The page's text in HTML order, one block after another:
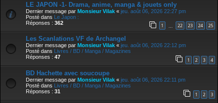
LE JAPON -1- Drama, anime, manga & jouets only
Dernier message par Monsieur Vilak « jeu. août 06, 2026 22:27 pm
Posté dans Le Japon :
Réponses : 362 1 22 23 24 25
Les Scanlations VF de Archangel
Dernier message par Monsieur Vilak « jeu. août 06, 2026 22:12 pm
Posté dans Livres / BD / Manga / Magazines
Réponses : 47 1 2 3 4
BD Hachette avec soucoupe
Dernier message par Monsieur Vilak « jeu. août 06, 2026 22:11 pm
Posté dans Livres / BD / Manga / Magazines
Réponses : 31 1 2 3